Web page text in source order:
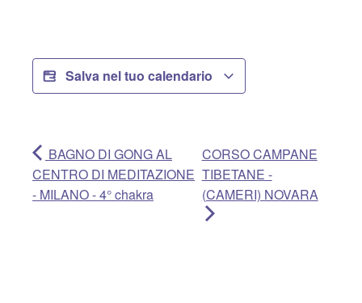
Salva nel tuo calendario
BAGNO DI GONG AL
CENTRO DI MEDITAZIONE
- MILANO - 4° chakra
CORSO CAMPANE
TIBETANE -
(CAMERI) NOVARA